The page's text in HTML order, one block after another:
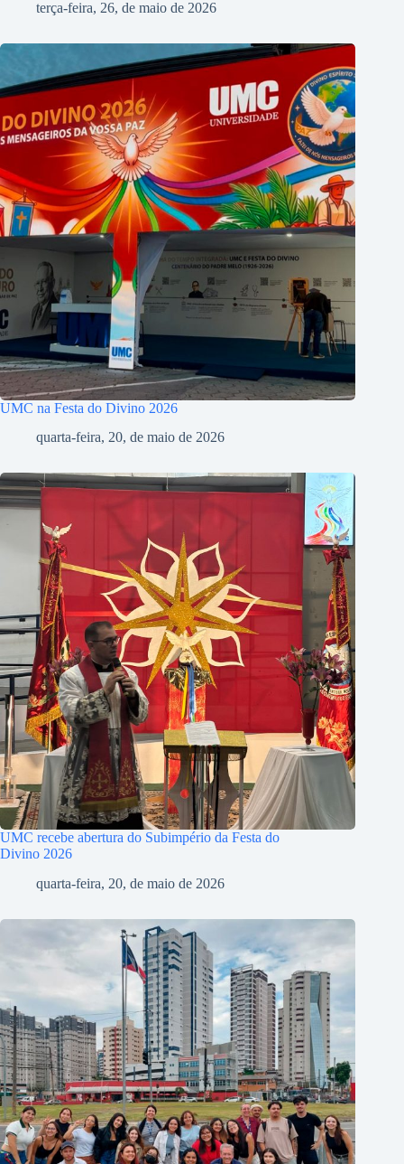
terça-feira, 26, de maio de 2026
UMC na Festa do Divino 2026
quarta-feira, 20, de maio de 2026
UMC recebe abertura do Subimpério da Festa do
Divino 2026
quarta-feira, 20, de maio de 2026